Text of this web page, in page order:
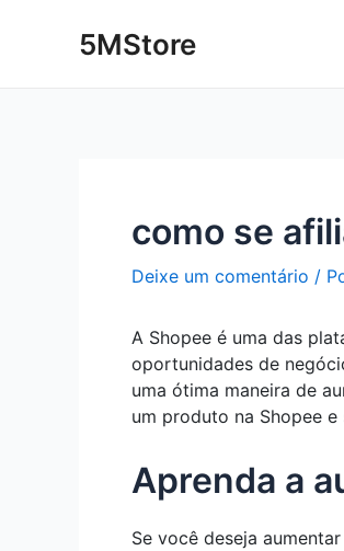
5MStore
como se
Deixe um comentário /
A Shopee é uma das
oportunidades de
uma ótima maneira de
um produto na Shopee
Aprenda a
Se você deseja
navigation